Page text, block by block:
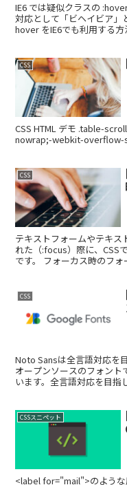
IE6 では疑似クラスの
対応として「ビヘイビア
hover をIE6でも利用する
CSS
CSS HTML デモ .table-
nowrap;-webkit-overflow-
CSS
テキストフォームやテキス
れた（:focus）際に、CSS
です。 フォーカス時のフ
CSS
Noto Sansは全言語対応を
オープンソースのフォント
います。全言語対応を目指
CSSスニペット
<label for="mail">のよう